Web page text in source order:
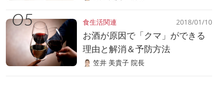
食生活関連 2018/01/10
お酒が原因で「クマ」ができる
理由と解消＆予防方法
笠井 美貴子 院長